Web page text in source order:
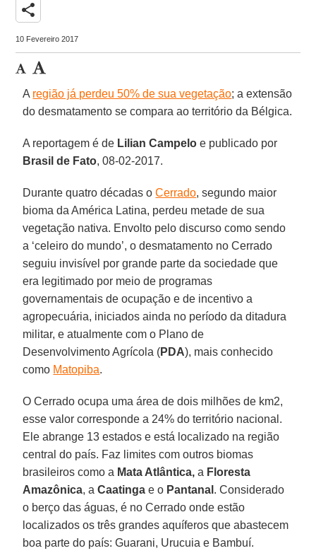
share
10 Fevereiro 2017
A região já perdeu 50% de sua vegetação; a extensão
do desmatamento se compara ao território da Bélgica.
A reportagem é de Lilian Campelo e publicado por
Brasil de Fato, 08-02-2017.
Durante quatro décadas oCerrado, segundo maior
bioma da América Latina, perdeu metade de sua
vegetação nativa. Envolto pelo discurso como sendo
a ‘celeiro do mundo’, o desmatamento no Cerrado
seguiu invisível por grande parte da sociedade que
era legitimado por meio de programas
governamentais de ocupação e de incentivo a
agropecuária, iniciados ainda no período da ditadura
militar, e atualmente com o Plano de
Desenvolvimento Agrícola (PDA), mais conhecido
como Matopiba.
O Cerrado ocupa uma área de dois milhões de km2,
esse valor corresponde a 24% do território nacional.
Ele abrange 13 estados e está localizado na região
central do país. Faz limites com outros biomas
brasileiros como a Mata Atlântica, a Floresta
Amazônica, aCaatinga e o Pantanal . Considerado
o berço das águas, é no Cerrado onde estão
localizados os três grandes aquíferos que abastecem
boa parte do país: Guarani, Urucuia e Bambuí.